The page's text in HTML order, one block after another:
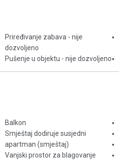
Priređivanje zabava - nije
dozvoljeno
Pušenje u objektu - nije dozvoljeno
Balkon
Smještaj dodiruje susjedni
apartman (smještaj)
Vanjski prostor za blagovanje